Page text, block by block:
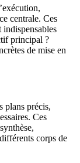
centrale. Ces
indispensables
principal ?
de mise en
plans précis,
Ces
corps de